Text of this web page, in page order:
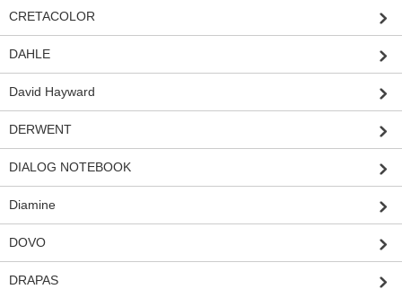
CRETACOLOR
DAHLE
David Hayward
DERWENT
DIALOG NOTEBOOK
Diamine
DOVO
DRAPAS